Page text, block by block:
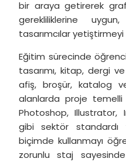
bir araya getirerek
gerekliliklerine
tasarımcılar
Eğitim sürecinde
tasarımı, kitap, dergi
afiş, broşür, katalog
alanlarda proje temelli
Photoshop, Illustrator,
gibi sektör standardı
biçimde kullanmayı
zorunlu staj